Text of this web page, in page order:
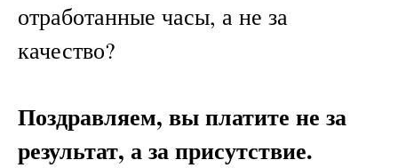
отработанные часы, а не за
качество?
Поздравляем, вы платите не за
результат, а за присутствие.